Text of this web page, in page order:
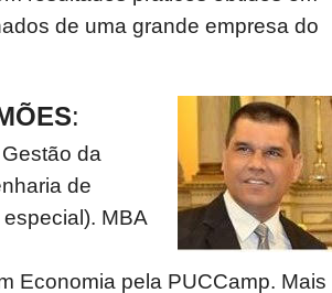
de uma grande empresa do
:
da
de
MBA
Economia pela PUCCamp. Mais